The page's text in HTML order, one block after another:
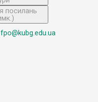
посилань
fpo@kubg.edu.ua